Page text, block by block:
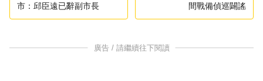
市：邱臣遠已辭副市長
間戰備偵巡闢謠
廣告 / 請繼續往下閱讀